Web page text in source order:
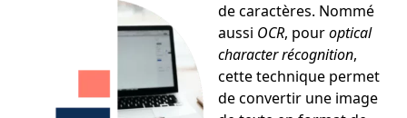
de caractères. Nommé
aussi OCR, pouroptical
character récognition,
cette technique permet
de convertir une image